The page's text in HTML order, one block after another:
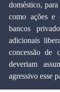
doméstico,
como ações
bancos
adicionais
concessão de
deveriam
agressivo esse